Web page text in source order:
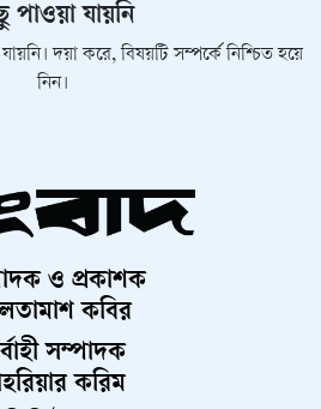
পাওয়া যায়নি
দয়া করে, বিষয়টি সম্পর্কে নিশ্চিত হয়ে
নিন।
ও প্রকাশক
কবির
সম্পাদক
করিম